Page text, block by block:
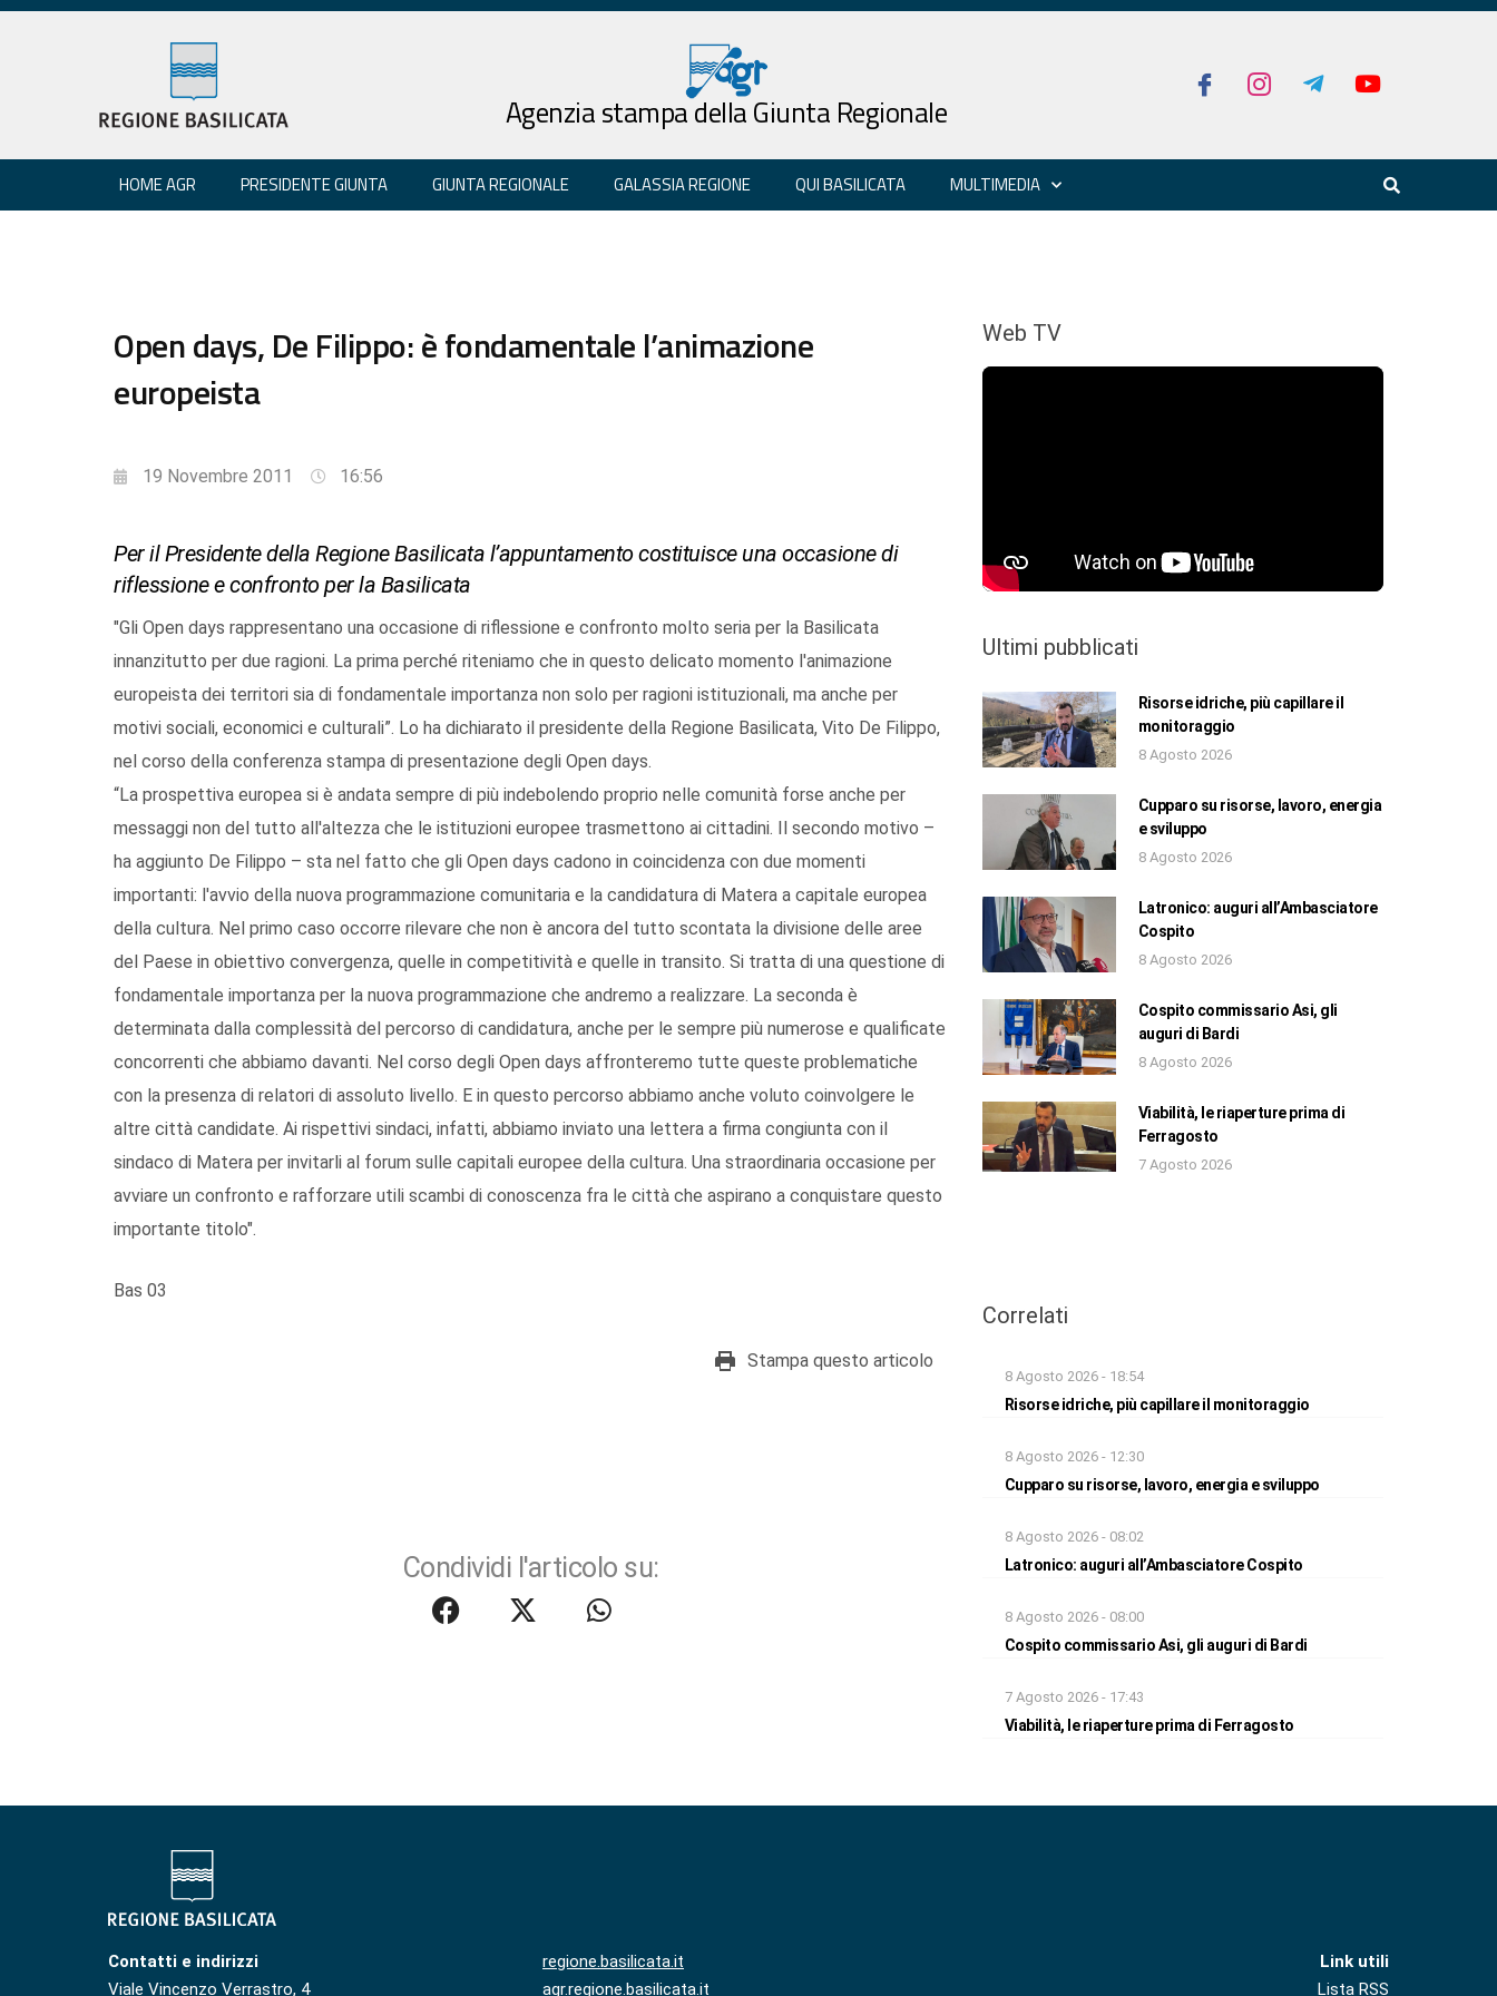
Agenzia stampa della Giunta Regionale
HOME AGR PRESIDENTE GIUNTA GIUNTA REGIONALE GALASSIA REGIONE QUI BASILICATA MULTIMEDIA
Open days, De Filippo: è fondamentale l’animazione
europeista
19 Novembre 2011 16:56
Per il Presidente della Regione Basilicata l’appuntamento costituisce una occasione di
riflessione e confronto per la Basilicata
"Gli Open days rappresentano una occasione di riflessione e confronto molto seria per la Basilicata
innanzitutto per due ragioni. La prima perché riteniamo che in questo delicato momento l'animazione
europeista dei territori sia di fondamentale importanza non solo per ragioni istituzionali, ma anche per
motivi sociali, economici e culturali”. Lo ha dichiarato il presidente della Regione Basilicata, Vito De Filippo,
nel corso della conferenza stampa di presentazione degli Open days.
“La prospettiva europea si è andata sempre di più indebolendo proprio nelle comunità forse anche per
messaggi non del tutto all'altezza che le istituzioni europee trasmettono ai cittadini. Il secondo motivo –
ha aggiunto De Filippo – sta nel fatto che gli Open days cadono in coincidenza con due momenti
importanti: l'avvio della nuova programmazione comunitaria e la candidatura di Matera a capitale europea
della cultura. Nel primo caso occorre rilevare che non è ancora del tutto scontata la divisione delle aree
del Paese in obiettivo convergenza, quelle in competitività e quelle in transito. Si tratta di una questione di
fondamentale importanza per la nuova programmazione che andremo a realizzare. La seconda è
determinata dalla complessità del percorso di candidatura, anche per le sempre più numerose e qualificate
concorrenti che abbiamo davanti. Nel corso degli Open days affronteremo tutte queste problematiche
con la presenza di relatori di assoluto livello. E in questo percorso abbiamo anche voluto coinvolgere le
altre città candidate. Ai rispettivi sindaci, infatti, abbiamo inviato una lettera a firma congiunta con il
sindaco di Matera per invitarli al forum sulle capitali europee della cultura. Una straordinaria occasione per
avviare un confronto e rafforzare utili scambi di conoscenza fra le città che aspirano a conquistare questo
importante titolo".
Bas 03
Stampa questo articolo
Condividi l'articolo su:
Web TV
Ultimi pubblicati
Risorse idriche, più capillare il
monitoraggio
8 Agosto 2026
Cupparo su risorse, lavoro, energia
e sviluppo
8 Agosto 2026
Latronico: auguri all’Ambasciatore
Cospito
8 Agosto 2026
Cospito commissario Asi, gli
auguri di Bardi
8 Agosto 2026
Viabilità, le riaperture prima di
Ferragosto
7 Agosto 2026
Correlati
8 Agosto 2026 - 18:54
Risorse idriche, più capillare il monitoraggio
8 Agosto 2026 - 12:30
Cupparo su risorse, lavoro, energia e sviluppo
8 Agosto 2026 - 08:02
Latronico: auguri all’Ambasciatore Cospito
8 Agosto 2026 - 08:00
Cospito commissario Asi, gli auguri di Bardi
7 Agosto 2026 - 17:43
Viabilità, le riaperture prima di Ferragosto
Contatti e indirizzi
Viale Vincenzo Verrastro, 4
regione.basilicata.it
agr.regione.basilicata.it
Link utili
Lista RSS